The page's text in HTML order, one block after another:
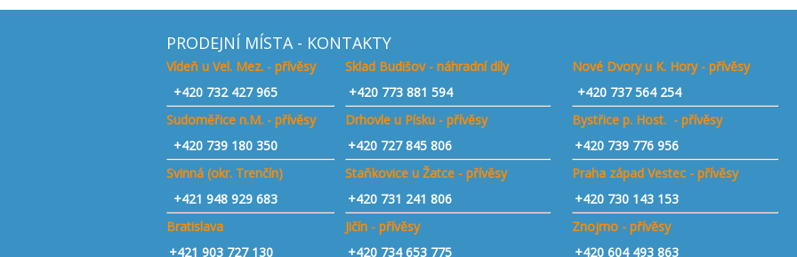
PRODEJNÍ MÍSTA - KONTAKTY
Vídeň u Vel. Mez. - přívěsy
+420 732 427 965
Sudoměřice n.M. - přívěsy
+420 739 180 350
Svinná (okr. Trenčín)
+421 948 929 683
Bratislava
+421 903 727 130
Sklad Budišov - náhradní díly
+420 773 881 594
Nové Dvory u K. Hory - přívěsy
+420 737 564 254
Drhovle u Písku - přívěsy
+420 727 845 806
Bystřice p. Host. - přívěsy
+420 739 776 956
Staňkovice u Žatce - přívěsy
+420 731 241 806
Praha západ Vestec - přívěsy
+420 730 143 153
Jičín - přívěsy
+420 734 653 775
Znojmo - přívěsy
+420 604 493 863